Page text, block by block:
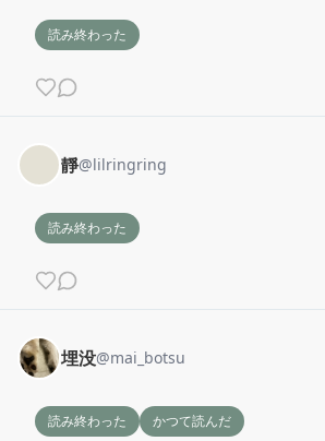
読み終わった
靜@lilringring
読み終わった
埋没@mai_botsu
読み終わった かつて読んだ